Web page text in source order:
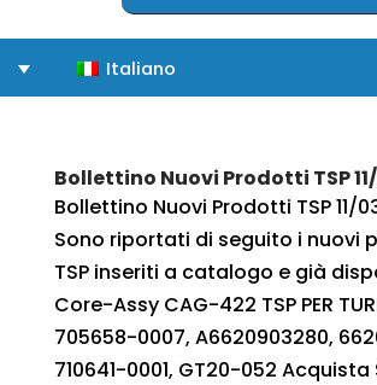
Italiano
Bollettino Nuovi Prodotti TSP
Bollettino Nuovi Prodotti TSP 11/
Sono riportati di seguito i nuovi
TSP inseriti a catalogo e già
Core-Assy CAG-422 TSP PER
705658-0007, A6620903280,
710641-0001, GT20-052